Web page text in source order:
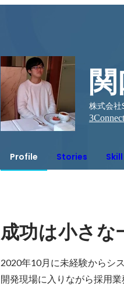
株式会社
3
Profile Stories Skill
成功は小さな
2020年10月に未経験からシ
開発現場に入りながら採用業